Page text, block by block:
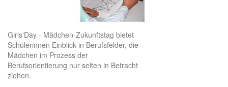
Girls'Day - Mädchen-Zukunftstag bietet
Schülerinnen Einblick in Berufsfelder, die
Mädchen im Prozess der
Berufsorientierung nur selten in Betracht
ziehen.